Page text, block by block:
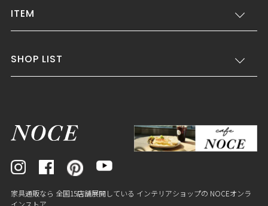
ITEM
SHOP LIST
家具通販なら 全国15店舗展開している インテリアショップの NOCEオンラ
インストア